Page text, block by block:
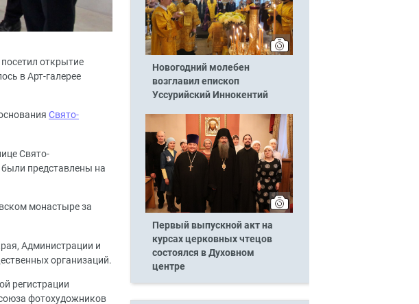
посетил открытие
в Арт-галерее
Свято-
Свято-
представлены на
монастыре за
Администрации и
организаций.
регистрации
фотохудожников
Новогодний молебен
возглавил епископ
Уссурийский Иннокентий
Первый выпускной акт на
курсах церковных чтецов
состоялся в Духовном
центре